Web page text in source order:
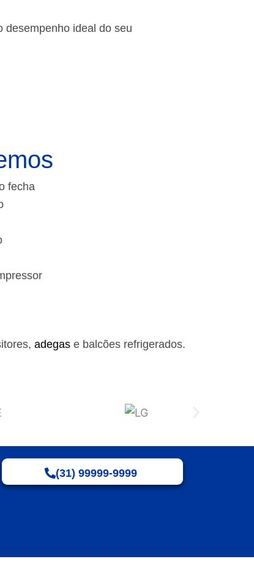
desempenho ideal do seu
fecha
adegas e balcões refrigerados.
(31) 99999-9999